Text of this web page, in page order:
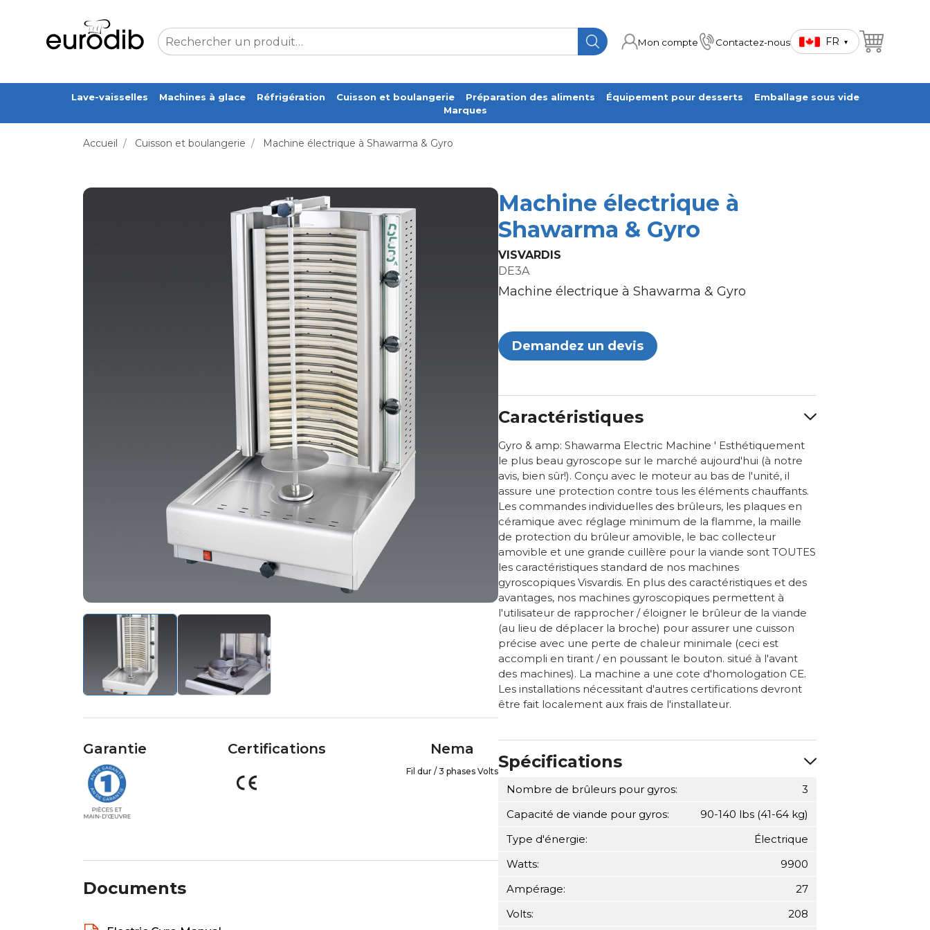
Mon compte Contactez-nous FR ▾
Lave-vaisselles Machines à glace Réfrigération Cuisson et boulangerie Préparation des aliments Équipement pour desserts
Emballage sous vide
Marques
Accueil / Cuisson et boulangerie / Machine électrique à Shawarma & Gyro
Garantie Certifications Nema
Fil dur / 3 phases Volts
Documents
Machine électrique à
Shawarma & Gyro
VISVARDIS
DE3A
Machine électrique à Shawarma & Gyro
Demandez un devis
Caractéristiques
Gyro & amp: Shawarma Electric Machine ' Esthétiquement
le plus beau gyroscope sur le marché aujourd'hui (à notre
avis, bien sûr!). Conçu avec le moteur au bas de l'unité, il
assure une protection contre tous les éléments chauffants.
Les commandes individuelles des brûleurs, les plaques en
céramique avec réglage minimum de la flamme, la maille
de protection du brûleur amovible, le bac collecteur
amovible et une grande cuillère pour la viande sont TOUTES
les caractéristiques standard de nos machines
gyroscopiques Visvardis. En plus des caractéristiques et des
avantages, nos machines gyroscopiques permettent à
l'utilisateur de rapprocher / éloigner le brûleur de la viande
(au lieu de déplacer la broche) pour assurer une cuisson
précise avec une perte de chaleur minimale (ceci est
accompli en tirant / en poussant le bouton. situé à l'avant
des machines). La machine a une cote d'homologation CE.
Les installations nécessitant d'autres certifications devront
être fait localement aux frais de l'installateur.
Spécifications
Nombre de brûleurs pour gyros:
3
Capacité de viande pour gyros:
90-140 lbs (41-64 kg)
Type d'énergie:
Électrique
Watts:
9900
Ampérage:
27
Volts:
208